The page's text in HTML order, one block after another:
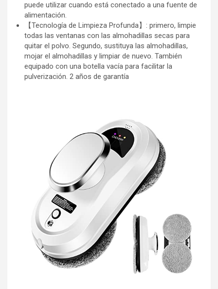
puede utilizar cuando está conectado a una fuente de
alimentación.
【Tecnología de Limpieza Profunda】: primero, limpie
todas las ventanas con las almohadillas secas para
quitar el polvo. Segundo, sustituya las almohadillas,
mojar el almohadillas y limpiar de nuevo. También
equipado con una botella vacía para facilitar la
pulverización. 2 años de garantía